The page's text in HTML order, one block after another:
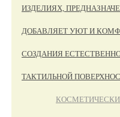
ИЗДЕЛИЯХ,
ДОБАВЛЯЕТ УЮТ И
СОЗДАНИЯ
ТАКТИЛЬНОЙ